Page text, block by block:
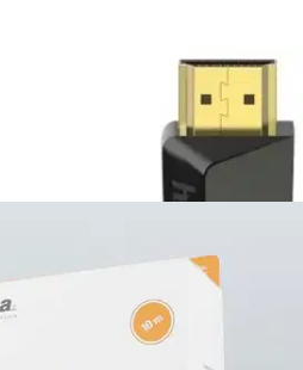
Toimitus
Kotiin tai noutopisteeseen
Alk. 0 €